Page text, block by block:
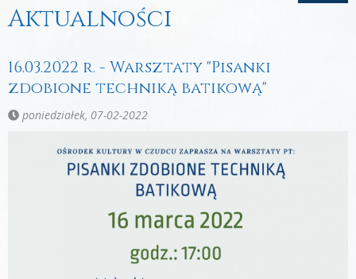
Aktualności
16.03.2022 r. - Warsztaty "Pisanki
zdobione techniką batikową"
poniedziałek, 07-02-2022